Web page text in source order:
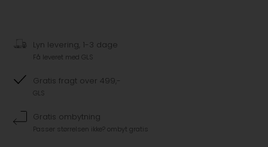
Lyn levering, 1-3 dage
Få leveret med GLS
Gratis fragt over 499,-
GLS
Gratis ombytning
Passer størrelsen ikke? ombyt gratis